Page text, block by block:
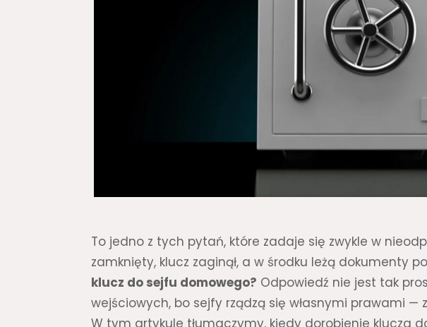
To jedno z tych pytań, które zadaje się zwykle w
zamknięty, klucz zaginął, a w środku leżą dokumenty
klucz do sejfu domowego? Odpowiedź nie jest tak
wejściowych, bo sejfy rządzą się własnymi prawami